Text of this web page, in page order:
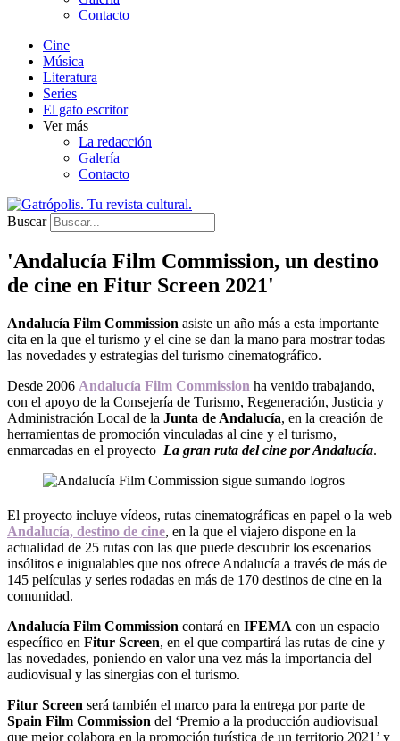
Contacto
Cine
Música
Literatura
Series
El gato escritor
Ver más
La redacción
Galería
Contacto
Buscar
'Andalucía Film Commission, un destino
de cine en Fitur Screen 2021'
Andalucía Film Commission asiste un año más a esta importante
cita en la que el turismo y el cine se dan la mano para mostrar todas
las novedades y estrategias del turismo cinematográfico.
Desde 2006 Andalucía Film Commission ha venido trabajando,
con el apoyo de la Consejería de Turismo, Regeneración, Justicia y
Administración Local de la Junta de Andalucía, en la creación de
herramientas de promoción vinculadas al cine y el turismo,
enmarcadas en el proyecto La gran ruta del cine por Andalucía.
El proyecto incluye vídeos, rutas cinematográficas en papel o la web
Andalucía, destino de cine, en la que el viajero dispone en la
actualidad de 25 rutas con las que puede descubrir los escenarios
insólitos e inigualables que nos ofrece Andalucía a través de más de
145 películas y series rodadas en más de 170 destinos de cine en la
comunidad.
Andalucía Film Commission contará en IFEMA con un espacio
específico en Fitur Screen, en el que compartirá las rutas de cine y
las novedades, poniendo en valor una vez más la importancia del
audiovisual y las sinergias con el turismo.
Fitur Screen será también el marco para la entrega por parte de
Spain Film Commission del ‘Premio a la producción audiovisual
que mejor colabora en la promoción turística de un territorio 2021’ y